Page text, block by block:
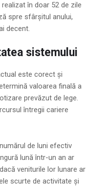
în doar 52 de zile
spre sfârșitul anului,
decent.
sistemului
este corect și
valoarea finală a
prevăzut de lege.
întregii cariere
de luni efectiv
lună într-un an ar
veniturile lor lunare ar
scurte de activitate și